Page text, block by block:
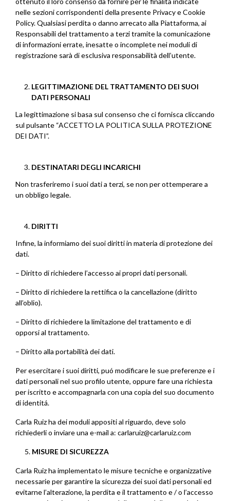
nelle sezioni corrispondenti della presente Privacy e Cookie
Policy. Qualsiasi perdita o danno arrecato alla Piattaforma, ai
Responsabili del trattamento a terzi tramite la comunicazione
di informazioni errate, inesatte o incomplete nei moduli di
registrazione sarà di esclusiva responsabilità dell’utente.
LEGITTIMAZIONE DEL TRATTAMENTO DEI SUOI ​​
DATI PERSONALI
La legittimazione si basa sul consenso che ci fornisca cliccando
sul pulsante “ACCETTO LA POLITICA SULLA PROTEZIONE
DEI DATI”.
DESTINATARI DEGLI INCARICHI
Non trasferiremo i suoi dati a terzi, se non per ottemperare a
un obbligo legale.
DIRITTI
Infine, la informiamo dei suoi diritti in materia di protezione dei
dati.
– Diritto di richiedere l’accesso ai propri dati personali.
– Diritto di richiedere la rettifica o la cancellazione (diritto
all’oblio).
– Diritto di richiedere la limitazione del trattamento e di
opporsi al trattamento.
– Diritto alla portabilità dei dati.
Per esercitare i suoi diritti, puó modificare le sue preferenze e i
dati personali nel suo profilo utente, oppure fare una richiesta
per iscritto e accompagnarla con una copia del suo documento
di identitá.
Carla Ruiz ha dei moduli appositi al riguardo, deve solo
richiederli o inviare una e-mail a: carlaruiz@carlaruiz.com
5. MISURE DI SICUREZZA
Carla Ruiz ha implementato le misure tecniche e organizzative
necessarie per garantire la sicurezza dei suoi dati personali ed
evitarne l’alterazione, la perdita e il trattamento e / o l’accesso